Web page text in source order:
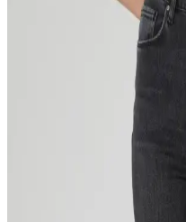
Raw Denim: Beden
Yıkama ve Model
Raw denim kullanıcıları için
yöntemleri ve kesim tercihleri
alınmaktadır. Markalar arası
Freewheelers ve
Levi's Kırmızı Tab